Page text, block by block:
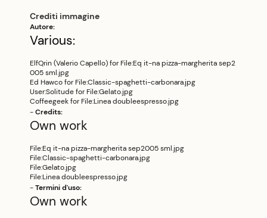
Crediti immagine
Autore:
Various:
ElfQrin(Valerio Capello) forFile:Eq it-na pizza-margherita sep2
005 sml.jpg
Ed HawcoforFile:Classic-spaghetti-carbonara.jpg
User:SolitudeforFile:Gelato.jpg
CoffeegeekforFile:Linea doubleespresso.jpg
-Credits:
Own work
File:Eq it-na pizza-margherita sep2005 sml.jpg
File:Classic-spaghetti-carbonara.jpg
File:Gelato.jpg
File:Linea doubleespresso.jpg
-Termini d'uso:
Own work